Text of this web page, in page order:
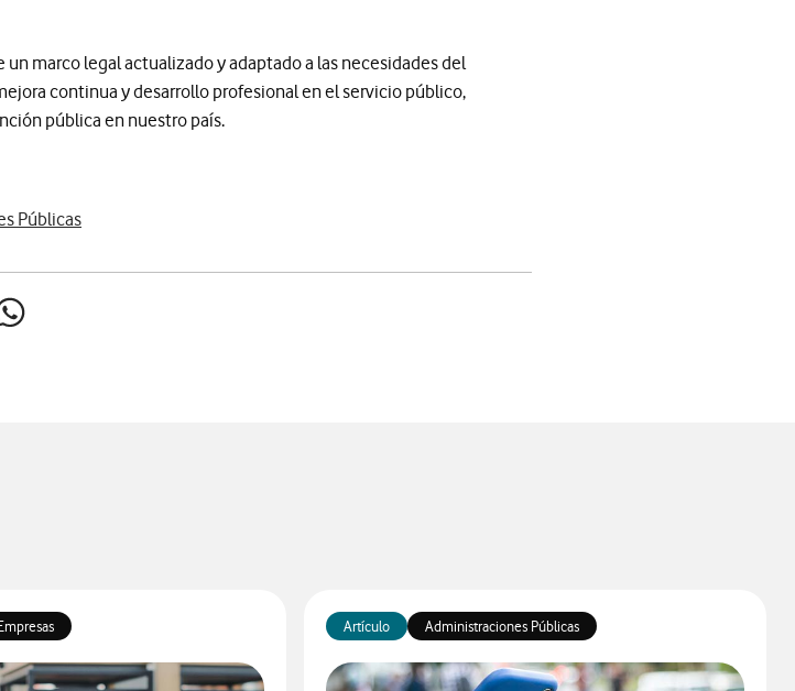
marco legal actualizado y adaptado a las necesidades del
continua y desarrollo profesional en el servicio público,
pública en nuestro país.
Públicas
en mailen linkedin
para compartir en twitter
para compartir en facebook
Abrir ventana para compartir en whatsapp
Artículo Administraciones Públicas